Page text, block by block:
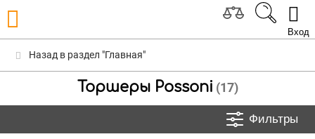
Вход
Назад в раздел "Главная"
Торшеры Possoni (17)
Фильтры